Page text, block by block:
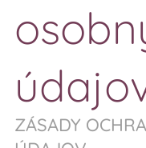
ZÁSADY